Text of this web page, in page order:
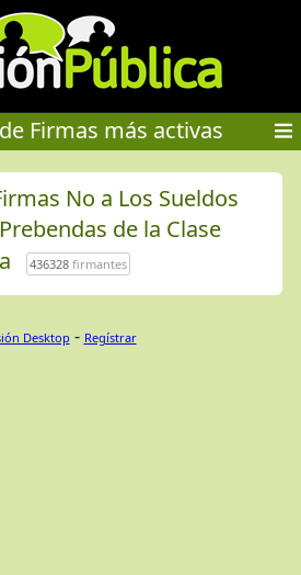
Firmas más activas
No a Los Sueldos
de la Clase
436328firmantes
Desktop - Regístrar